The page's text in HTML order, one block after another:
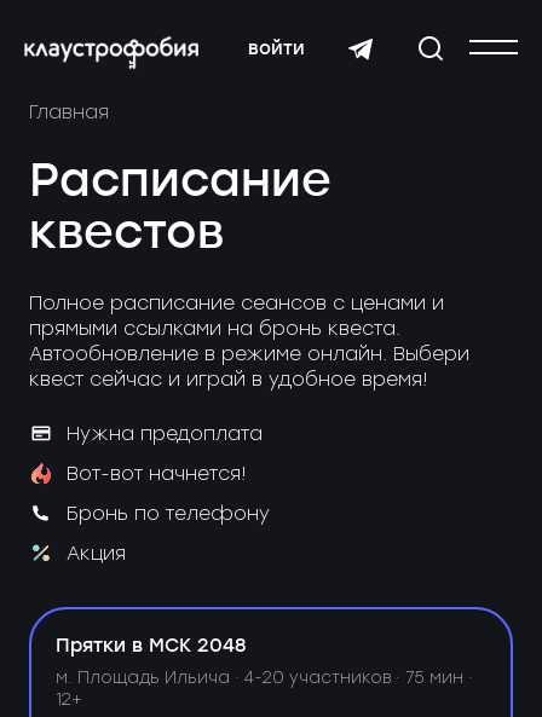
войти
Главная
Расписание
квестов
Полное расписание сеансов с ценами и
прямыми ссылками на бронь квеста.
Автообновление в режиме онлайн. Выбери
квест сейчас и играй в удобное время!
Нужна предоплата
Вот-вот начнется!
Бронь по телефону
Акция
Прятки в МСК 2048
м. Площадь Ильича ·4-20 участников · 75 мин ·
12+